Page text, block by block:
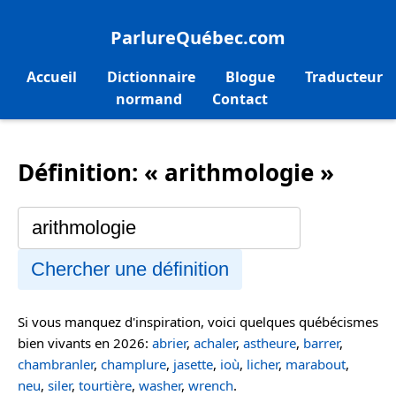
ParlureQuébec.com
Accueil Dictionnaire Blogue
Traducteur
normand
Contact
Définition: « arithmologie »
Chercher une définition
Si vous manquez d'inspiration, voici quelques québécismes
bien vivants en 2026: abrier, achaler, astheure, barrer,
chambranler, champlure, jasette, ioù, licher, marabout,
neu, siler, tourtière, washer, wrench.